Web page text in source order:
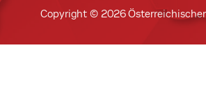
Copyright © 2026